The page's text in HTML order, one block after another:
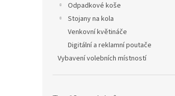
Odpadkové koše
Stojany na kola
Venkovní květináče
Digitální a reklamní poutače
Vybavení volebních místností